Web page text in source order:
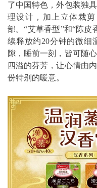
了中国特色，外包装独
理设计，加上立体裁
部。“艾草香型”和“陈皮
续释放约20分钟的微细
隙，睡前一刻，皆可随
四溢的芬芳，让心情由
份特别的暖意。